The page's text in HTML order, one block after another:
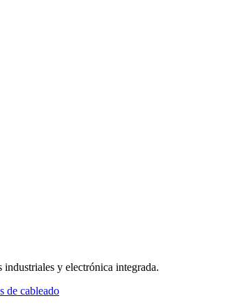
industriales y electrónica integrada.
de cableado